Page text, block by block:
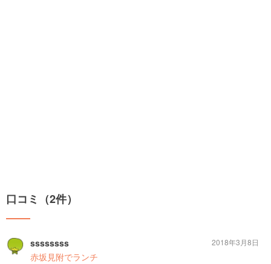
口コミ（2件）
ssssssss
赤坂見附でランチ
2018年3月8日